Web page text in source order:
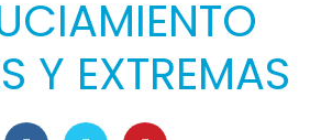
Y EXTREMAS